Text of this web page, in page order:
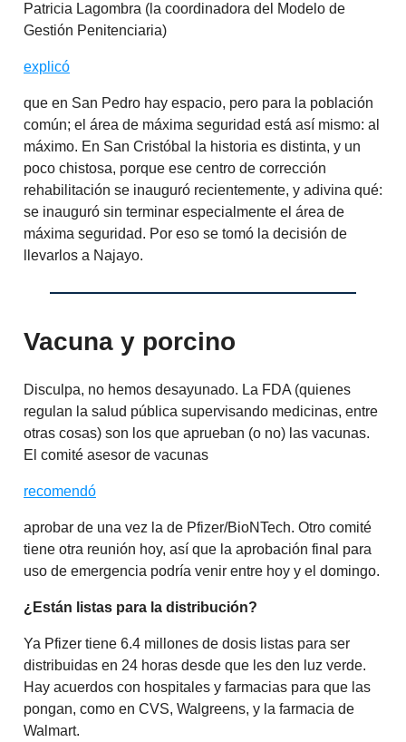
Patricia Lagombra (la coordinadora del Modelo de
Gestión Penitenciaria)
explicó
que en San Pedro hay espacio, pero para la población
común; el área de máxima seguridad está así mismo: al
máximo. En San Cristóbal la historia es distinta, y un
poco chistosa, porque ese centro de corrección
rehabilitación se inauguró recientemente, y adivina qué:
se inauguró sin terminar especialmente el área de
máxima seguridad. Por eso se tomó la decisión de
llevarlos a Najayo.
Vacuna y porcino
Disculpa, no hemos desayunado. La FDA (quienes
regulan la salud pública supervisando medicinas, entre
otras cosas) son los que aprueban (o no) las vacunas.
El comité asesor de vacunas
recomendó
aprobar de una vez la de Pfizer/BioNTech. Otro comité
tiene otra reunión hoy, así que la aprobación final para
uso de emergencia podría venir entre hoy y el domingo.
¿Están listas para la distribución?
Ya Pfizer tiene 6.4 millones de dosis listas para ser
distribuidas en 24 horas desde que les den luz verde.
Hay acuerdos con hospitales y farmacias para que las
pongan, como en CVS, Walgreens, y la farmacia de
Walmart.